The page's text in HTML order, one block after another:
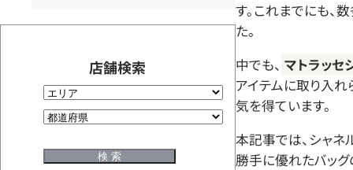
店舗検索
す。これまでにも、
た。
中でも、 マトラッセ
アイテムに取り入れ
気を得ています。
本記事では、シャネ
勝手に優れたバッグ